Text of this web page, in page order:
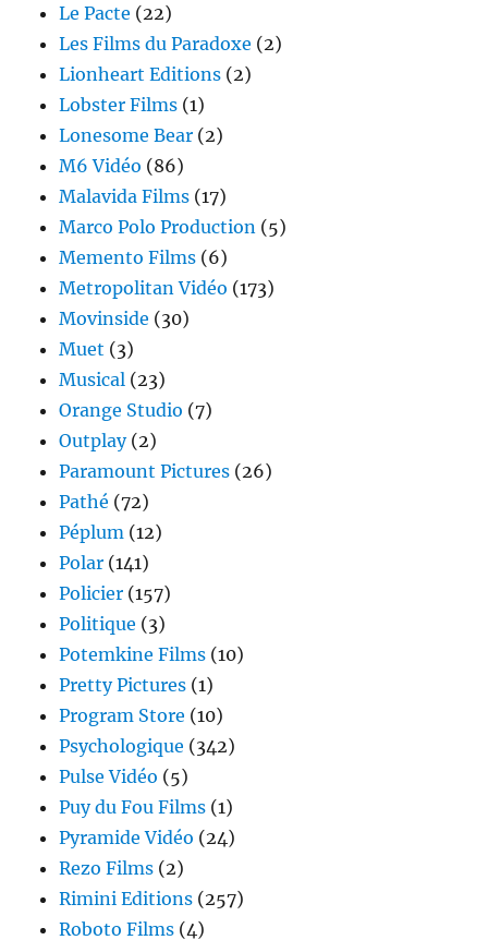
Le Pacte (22)
Les Films du Paradoxe (2)
Lionheart Editions (2)
Lobster Films (1)
Lonesome Bear (2)
M6 Vidéo (86)
Malavida Films (17)
Marco Polo Production (5)
Memento Films (6)
Metropolitan Vidéo (173)
Movinside (30)
Muet (3)
Musical (23)
Orange Studio (7)
Outplay(2)
Paramount Pictures (26)
Pathé (72)
Péplum (12)
Polar (141)
Policier (157)
Politique (3)
Potemkine Films (10)
Pretty Pictures (1)
Program Store (10)
Psychologique (342)
Pulse Vidéo (5)
Puy du Fou Films (1)
Pyramide Vidéo (24)
Rezo Films (2)
Rimini Editions (257)
Roboto Films (4)